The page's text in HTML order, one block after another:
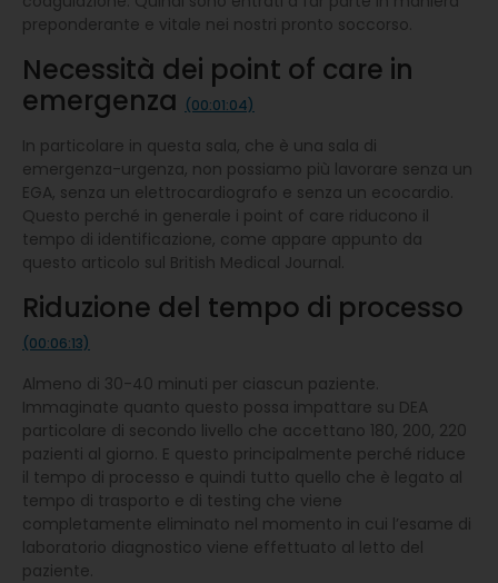
preponderante e vitale nei nostri pronto soccorso.
Necessità dei point of care in
emergenza (00:01:04)
In particolare in questa sala, che è una sala di
emergenza-urgenza, non possiamo più lavorare senza un
EGA, senza un elettrocardiografo e senza un ecocardio.
Questo perché in generale i point of care riducono il
tempo di identificazione, come appare appunto da
questo articolo sul British Medical Journal.
Riduzione del tempo di processo
(00:06:13)
Almeno di 30-40 minuti per ciascun paziente.
Immaginate quanto questo possa impattare su DEA
particolare di secondo livello che accettano 180, 200, 220
pazienti al giorno. E questo principalmente perché riduce
il tempo di processo e quindi tutto quello che è legato al
tempo di trasporto e di testing che viene
completamente eliminato nel momento in cui l’esame di
laboratorio diagnostico viene effettuato al letto del
paziente.